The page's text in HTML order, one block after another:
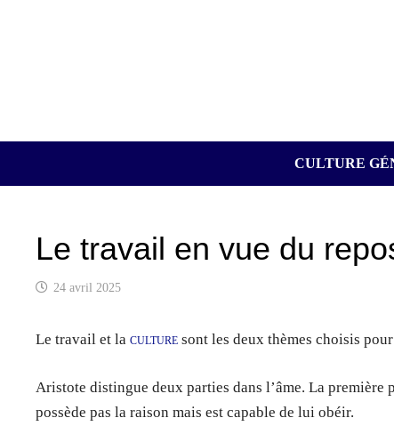
CULTURE
Le travail en vue du
24 avril 2025
Le travail et laculture sont les deux thèmes choisis
Aristote distingue deux parties dans l’âme. La première
possède pas la raison mais est capable de lui obéir.